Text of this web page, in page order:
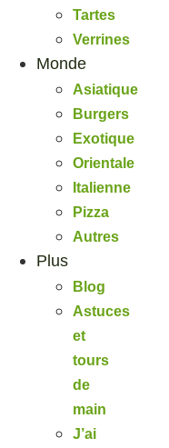
Tartes
Verrines
Monde
Asiatique
Burgers
Exotique
Orientale
Italienne
Pizza
Autres
Plus
Blog
Astuces
et
tours
de
main
J’ai